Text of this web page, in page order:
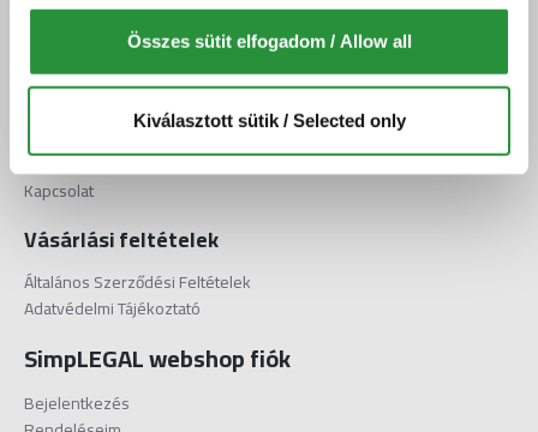
Összes sütit elfogadom / Allow all
Kiválasztott sütik / Selected only
Facebook
LinkedIn
Elérhetőségek
Kapcsolat
Vásárlási feltételek
Általános Szerződési Feltételek
Adatvédelmi Tájékoztató
SimpLEGAL webshop fiók
Bejelentkezés